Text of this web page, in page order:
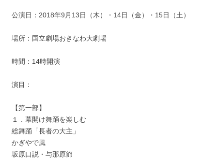
公演日：2018年9月13日（木）・14日（金）・15日（土）
場所：国立劇場おきなわ大劇場
時間：14時開演
演目：
【第一部】
１．幕開け舞踊を楽しむ
総舞踊「長者の大主」
かぎやで風
坂原口説・与那原節